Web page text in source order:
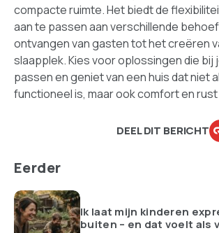
compacte ruimte. Het biedt de
aan te passen aan verschillende
ontvangen van gasten tot het creëren
slaapplek. Kies voor oplossingen die bij
passen en geniet van een huis dat niet
functioneel is, maar ook comfort en
DEEL DIT BERICHT
Eerder
Ik laat mijn kinderen
buiten – en dat voelt als